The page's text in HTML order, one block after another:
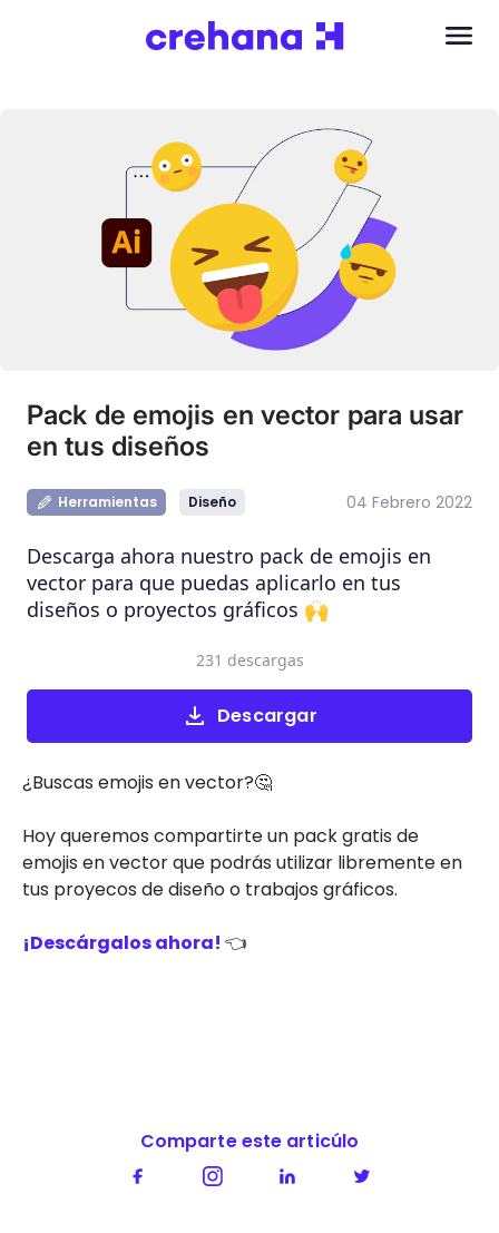
Pack de emojis en vector para usar
en tus diseños
Herramientas Diseño 04 Febrero 2022
Descarga ahora nuestro pack de emojis en
vector para que puedas aplicarlo en tus
diseños o proyectos gráficos 🙌
Descargar
231 descargas
¿Buscas emojis en vector?🤔
Hoy queremos compartirte un pack gratis de
emojis en vector que podrás utilizar libremente en
tus proyecos de diseño o trabajos gráficos.
¡Descárgalos ahora! 👈
Comparte este articúlo